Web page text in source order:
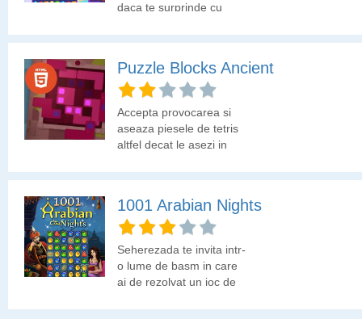
daca te surprinde cu
Puzzle Blocks Ancient
Accepta provocarea si
aseaza piesele de tetris
altfel decat le asezi in
1001 Arabian Nights
Seherezada te invita intr-
o lume de basm in care
ai de rezolvat un joc de